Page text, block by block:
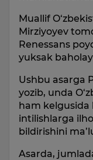
Muallif
Mirziyoyev
Renessans
yuksak
Ushbu asarga
yozib, unda
ham kelgusida
intilishlarga
bildirishini
Asarda,